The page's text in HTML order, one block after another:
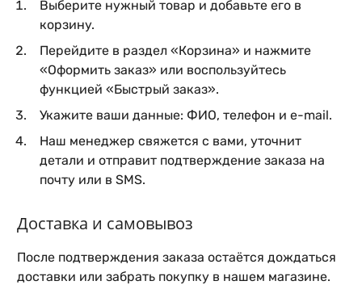
Выберите нужный товар и добавьте его в
корзину.
Перейдите в раздел «Корзина» и нажмите
«Оформить заказ» или воспользуйтесь
функцией «Быстрый заказ».
Укажите ваши данные: ФИО, телефон и e-mail.
Наш менеджер свяжется с вами, уточнит
детали и отправит подтверждение заказа на
почту или в SMS.
Доставка и самовывоз
После подтверждения заказа остаётся дождаться
доставки или забрать покупку в нашем магазине.